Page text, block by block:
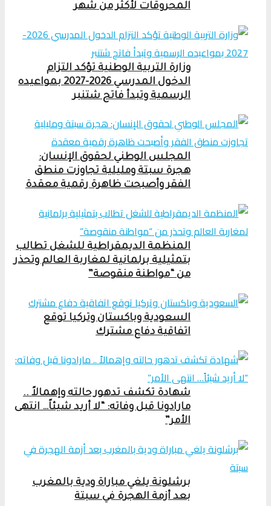
المحروقات لأكثر من شهر
وزارة التربية الوطنية تؤكد التزام
الدخول المدرسي 2026-2027 بمواعيده
الرسمية وتبدأ فاتح شتنبر
المجلس الوطني لحقوق الإنسان:
هجرة سبتة ومليلية تجاوزت منطق
الفقر وأصبحت ظاهرة رقمية معقدة
المنظمة الديمقراطية للشغل تطالب
بتمثيلية برلمانية لمغاربة العالم وتحذر
من “مواطنة منقوصة”
السعودية وباكستان وتركيا توقع
اتفاقية دفاع مشترك
شهادة تكشف تدهور حالته وإهمالاً ..
مارادونا قبل وفاته: “لا أريد شيئاً… انتهى
الأمر”
برشلونة يلغي مباراة ودية بالمغرب
بعد أزمة الهجرة في سبتة